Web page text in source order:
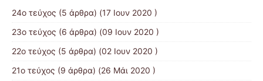
24ο τεύχος (5 άρθρα) (17 Ιουν 2020 )
23ο τεύχος (6 άρθρα) (09 Ιουν 2020 )
22ο τεύχος (5 άρθρα) (02 Ιουν 2020 )
21ο τεύχος (9 άρθρα) (26 Μάι 2020 )